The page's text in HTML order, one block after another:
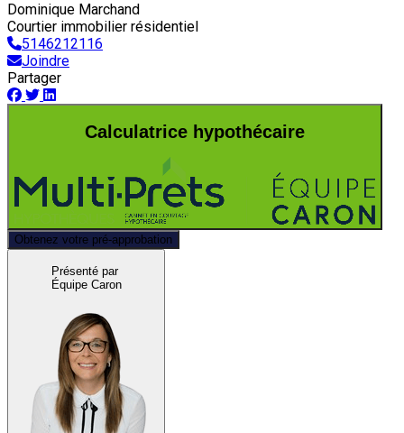
Dominique Marchand
Courtier immobilier résidentiel
5146212116
Joindre
Partager
Calculatrice hypothécaire
Obtenez votre pré-approbation
Présenté par
Équipe Caron